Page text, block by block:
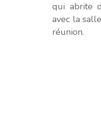
qui abrite
avec la
réunion.